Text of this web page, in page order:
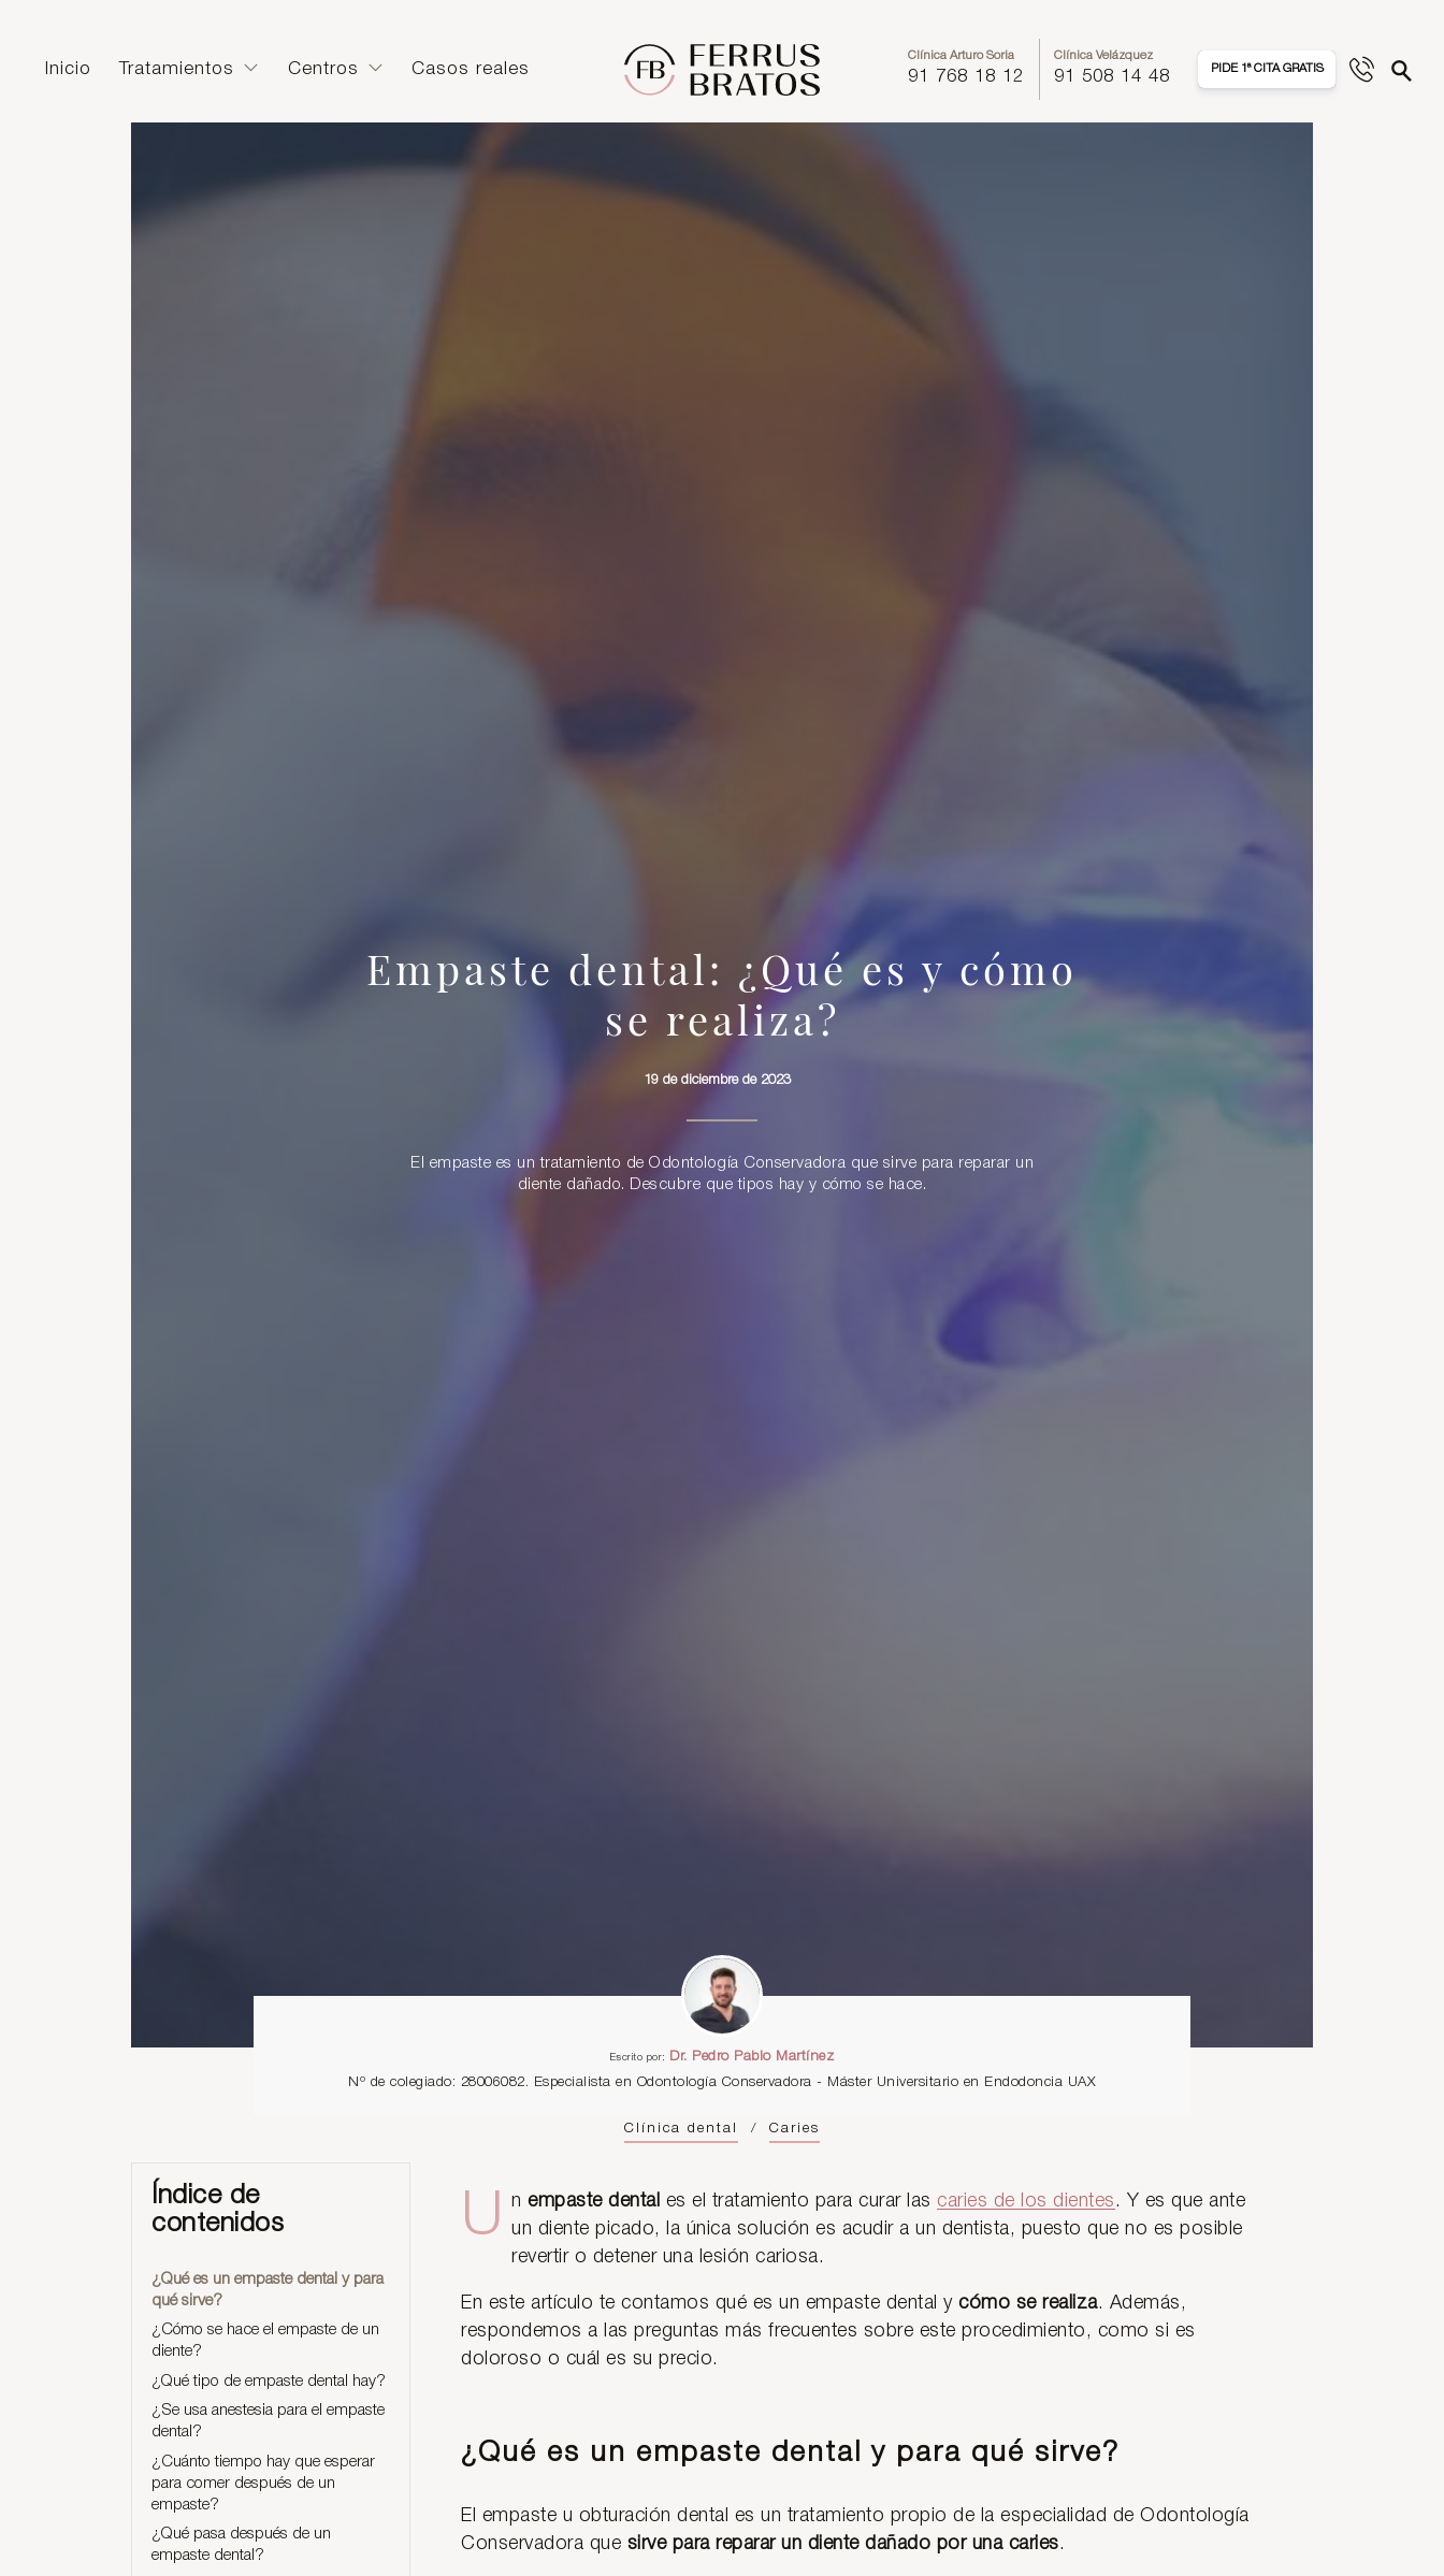
Inicio Tratamientos Centros Casos reales
Clínica Arturo Soria
91 768 18 12
Clínica Velázquez
91 508 14 48 PIDE 1ª CITA GRATIS
Empaste dental: ¿Qué es y cómo
se realiza?
19 de diciembre de 2023
El empaste es un tratamiento de Odontología Conservadora que sirve para reparar un
diente dañado. Descubre que tipos hay y cómo se hace.
Escrito por:
Dr. Pedro Pablo Martínez
Nº de colegiado: 28006082. Especialista en Odontología Conservadora - Máster Universitario en Endodoncia UAX
Clínica dental / Caries
U nempaste dental es el tratamiento para curar las caries de los dientes. Y es que ante
un diente picado, la única solución es acudir a un dentista, puesto que no es posible
revertir o detener una lesión cariosa.
En este artículo te contamos qué es un empaste dental ycómo se realiza. Además,
respondemos a las preguntas más frecuentes sobre este procedimiento, como si es
doloroso o cuál es su precio.
¿Qué es un empaste dental y para qué sirve?
El empaste u obturación dental es un tratamiento propio de la especialidad de Odontología
Conservadora que sirve para reparar un diente dañado por una caries.
Índice de
contenidos
¿Qué es un empaste dental y para
qué sirve?
¿Cómo se hace el empaste de un
diente?
¿Qué tipo de empaste dental hay?
¿Se usa anestesia para el empaste
dental?
¿Cuánto tiempo hay que esperar
para comer después de un
empaste?
¿Qué pasa después de un
empaste dental?